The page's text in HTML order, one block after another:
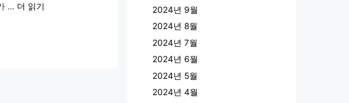
… 더 읽기
2024년 9월
2024년 8월
2024년 7월
2024년 6월
2024년 5월
2024년 4월